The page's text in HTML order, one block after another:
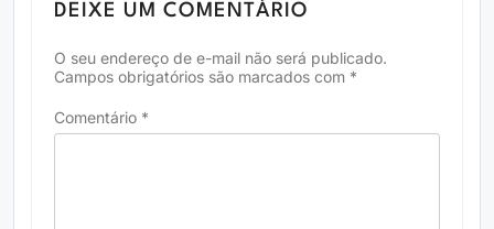
DEIXE UM COMENTÁRIO
O seu endereço de e-mail não será publicado.
Campos obrigatórios são marcados com *
Comentário *